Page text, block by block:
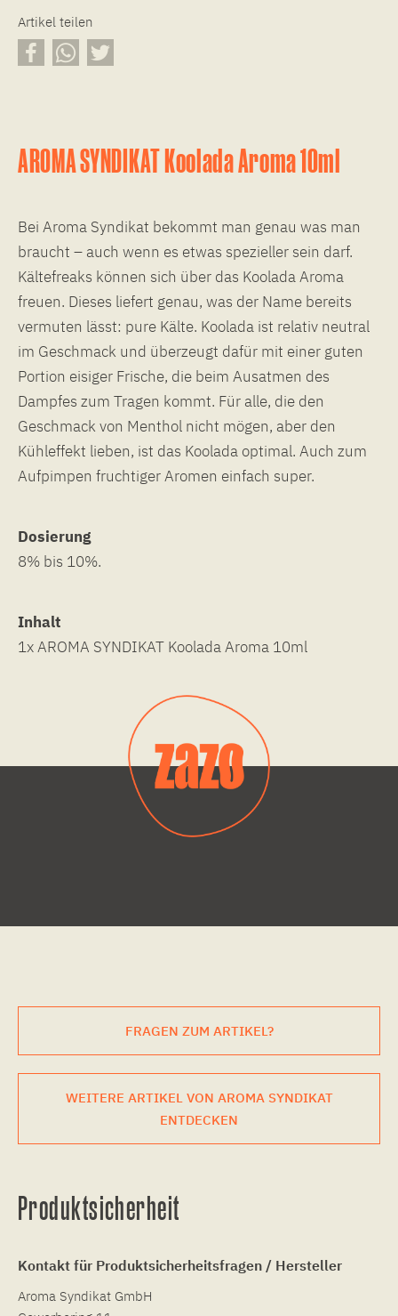
Artikel teilen
AROMA SYNDIKAT Koolada Aroma 10ml
Bei Aroma Syndikat bekommt man genau was man
braucht – auch wenn es etwas spezieller sein darf.
Kältefreaks können sich über das Koolada Aroma
freuen. Dieses liefert genau, was der Name bereits
vermuten lässt: pure Kälte. Koolada ist relativ neutral
im Geschmack und überzeugt dafür mit einer guten
Portion eisiger Frische, die beim Ausatmen des
Dampfes zum Tragen kommt. Für alle, die den
Geschmack von Menthol nicht mögen, aber den
Kühleffekt lieben, ist das Koolada optimal. Auch zum
Aufpimpen fruchtiger Aromen einfach super.
Dosierung
8% bis 10%.
Inhalt
1x AROMA SYNDIKAT Koolada Aroma 10ml
FRAGEN ZUM ARTIKEL?
WEITERE ARTIKEL VON AROMA SYNDIKAT
ENTDECKEN
Produktsicherheit
Kontakt für Produktsicherheitsfragen / Hersteller
Aroma Syndikat GmbH